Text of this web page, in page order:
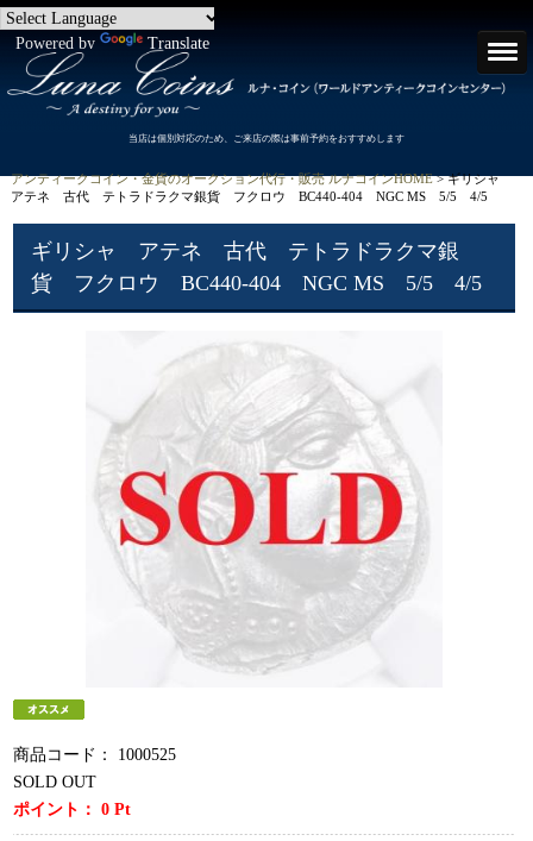
Powered by Translate
当店は個別対応のため、ご来店の際は事前予約をおすすめします
アンティークコイン・金貨のオークション代行・販売 ルナコインHOME> ギリシャ
アテネ 古代 テトラドラクマ銀貨 フクロウ BC440-404 NGC MS 5/5 4/5
ギリシャ アテネ 古代 テトラドラクマ銀
貨 フクロウ BC440-404 NGC MS 5/5 4/5
商品コード：
1000525
SOLD OUT
ポイント：0 Pt